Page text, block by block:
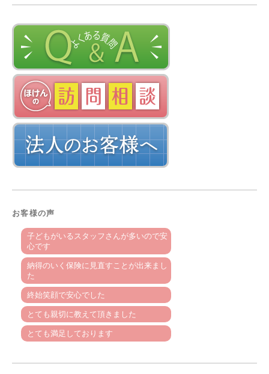
お客様の声
子どもがいるスタッフさんが多いので安
心です
納得のいく保険に見直すことが出来まし
た
終始笑顔で安心でした
とても親切に教えて頂きました
とても満足しております